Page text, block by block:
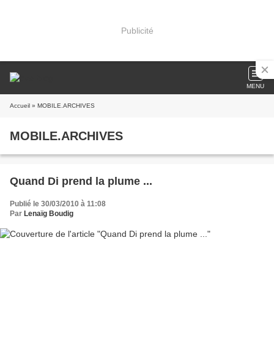
Publicité
MENU
Accueil » MOBILE.ARCHIVES
MOBILE.ARCHIVES
Quand Di prend la plume ...
Publié le 30/03/2010 à 11:08
Par Lenaïg Boudig